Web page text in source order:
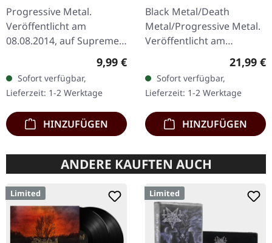
Borderlines | DIGIPAK
CD
Progressive Metal.
Veröffentlicht am
08.08.2014, auf Supreme
Chaos Records. Limitierte
CD im DigiPak. CRIB45 aus
Finnland sind ein kleiner
Geheimtipp…
Regulärer Preis:
9,99 €
Sofort verfügbar,
Lieferzeit: 1-2 Werktage
HINZUFÜGEN
Black Metal/Death
Metal/Progressive Metal.
Veröffentlicht am
10.04.2015, auf Supreme
Transparentes Doppel-
Vinyl im schweren…
21,99 €
Sofort verfügbar,
Lieferzeit: 1-2 Werktage
HINZUFÜGEN
ANDERE KAUFTEN AUCH
Limited Limited